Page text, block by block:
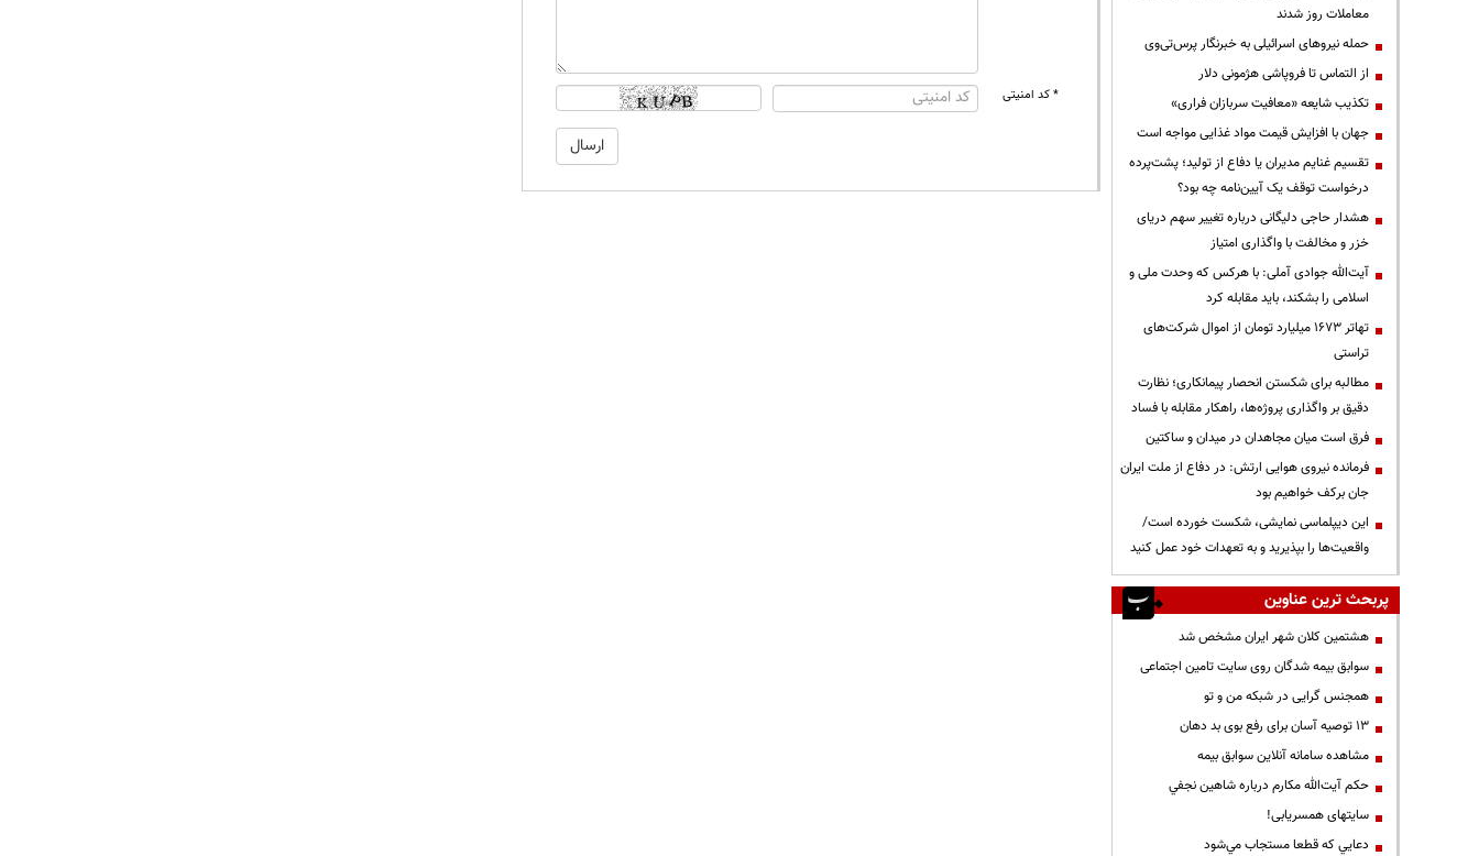
* کد امنیتی
معاملات روز شدند
حمله نیروهای اسرائیلی به خبرنگار پرس‌تی‌وی
از التماس تا فروپاشی هژمونی دلار
تکذیب شایعه «معافیت سربازان فراری»
جهان با افزایش قیمت مواد غذایی مواجه است
تقسیم غنایم مدیران یا دفاع از تولید؛ پشت‌پرده
درخواست توقف یک آیین‌نامه چه بود؟
هشدار حاجی دلیگانی درباره تغییر سهم دریای
خزر و مخالفت با واگذاری امتیاز
آیت‌الله جوادی آملی: با هرکس که وحدت ملی و
اسلامی را بشکند، باید مقابله کرد
تهاتر ۱۶۷۳ میلیارد تومان از اموال شرکت‌های
تراستی
مطالبه برای شکستن انحصار پیمانکاری؛ نظارت
دقیق بر واگذاری پروژه‌ها، راهکار مقابله با فساد
فرق است میان مجاهدان در میدان و ساکتین
فرمانده نیروی هوایی ارتش: در دفاع از ملت ایران
جان برکف خواهیم بود
این دیپلماسی نمایشی، شکست خورده است/
واقعیت‌ها را بپذیرید و به تعهدات خود عمل کنید
پربحث ترین عناوین
هشتمین کلان شهر ایران مشخص شد
سوابق بیمه شدگان روی سایت تامین اجتماعی
همجنس گرایی در شبکه من و تو
13 توصیه آسان برای رفع بوی بد دهان
مشاهده سامانه آنلاين سوابق بیمه
حكم آيت‌الله مكارم درباره شاهين نجفي
سایتهای همسریابی!
دعايي كه قطعا مستجاب مي‌شود